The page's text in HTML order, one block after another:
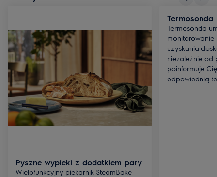
Pyszne wypieki z dodatkiem pary
Wielofunkcyjny piekarnik SteamBake
Termosonda
Termosonda
monitorowanie
uzyskania
niezależnie od
poinformuje
odpowiednią